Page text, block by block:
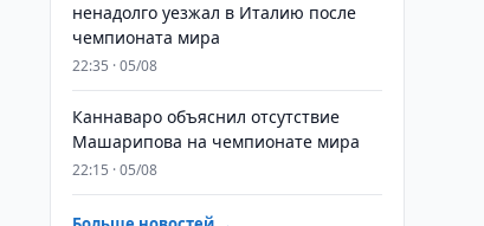
ненадолго уезжал в Италию после
чемпионата мира
22:35 · 05/08
Каннаваро объяснил отсутствие
Машарипова на чемпионате мира
22:15 · 05/08